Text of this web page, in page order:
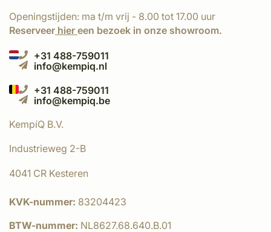
Openingstijden: ma t/m vrij - 8.00 tot 17.00 uur
Reserveer hier een bezoek in onze showroom.
+31 488-759011
info@kempiq.nl
+31 488-759011
info@kempiq.be
KempíQ B.V.
Industrieweg 2-B
4041 CR Kesteren
KVK-nummer: 83204423
BTW-nummer: NL8627.68.640.B.01